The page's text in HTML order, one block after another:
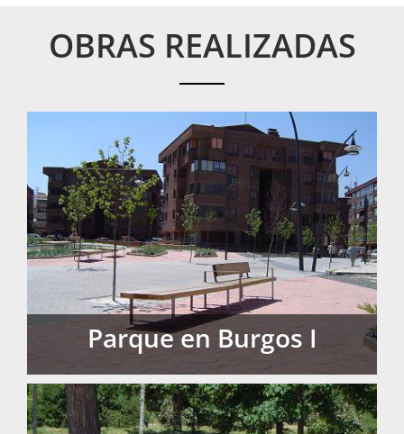
OBRAS REALIZADAS
Parque en Burgos I
Parque en Burgos I